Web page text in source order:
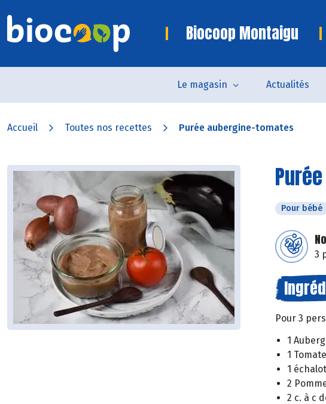
Biocoop Montaigu
Le magasin Actualités
Accueil Toutes nos recettes Purée aubergine-tomates
Pour bébé
3
Pour 3
1
1 Tomate
1
2
2 c. à c